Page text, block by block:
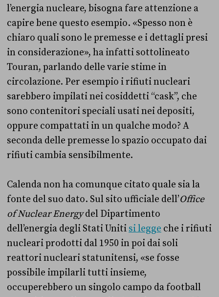
l’energia nucleare, bisogna fare attenzione a
capire bene questo esempio. «Spesso non è
chiaro quali sono le premesse e i dettagli presi
in considerazione», ha infatti sottolineato
Touran, parlando delle varie stime in
circolazione. Per esempio i rifiuti nucleari
sarebbero impilati nei cosiddetti “cask”, che
sono contenitori speciali usati nei depositi,
oppure compattati in un qualche modo? A
seconda delle premesse lo spazio occupato dai
rifiuti cambia sensibilmente.
Calenda non ha comunque citato quale sia la
fonte del suo dato. Sul sito ufficiale dell’Office
of Nuclear Energydel Dipartimento
dell’energia degli Stati Uniti si legge che i rifiuti
nucleari prodotti dal 1950 in poi dai soli
reattori nucleari statunitensi, «se fosse
possibile impilarli tutti insieme,
occuperebbero un singolo campo da football